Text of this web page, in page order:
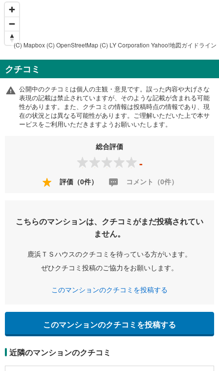
(C) Mapbox (C) OpenStreetMap (C) LY Corporation Yahoo!地図ガイドライン
クチコミ
公開中のクチコミは個人の主観・意見です。誤った内容や大げさな
表現の記載は禁止されていますが、そのような記載が含まれる可能
性があります。また、クチコミの情報は投稿時点の情報であり、現
在の状況とは異なる可能性があります。ご理解いただいた上で本サ
ービスをご利用いただきますようお願いいたします。
総合評価
-
評価（0件） コメント（0件）
こちらのマンションは、クチコミがまだ投稿されてい
ません。
鹿浜ＴＳハウスのクチコミを待っている方がいます。
ぜひクチコミ投稿のご協力をお願いします。
このマンションのクチコミを投稿する
このマンションのクチコミを投稿する
近隣のマンションのクチコミ